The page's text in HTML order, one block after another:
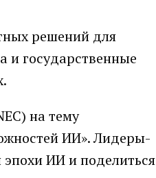
решений для
и государственные
на тему
ИИ». Лидеры-
ИИ и поделиться